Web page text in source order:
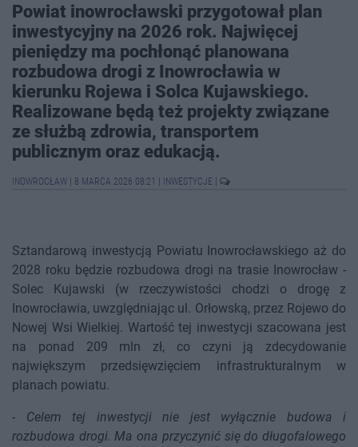
Powiat inowrocławski przygotował plan
inwestycyjny na 2026 rok. Najwięcej
pieniędzy ma pochłonąć planowana
rozbudowa drogi z Inowrocławia w
kierunku Rojewa i Solca Kujawskiego.
Realizowane będą też projekty związane
ze służbą zdrowia, transportem
publicznym oraz edukacją.
INOWROCŁAW 8 MARCA 2026 08:21 INWESTYCJE
Sztandarową inwestycją Powiatu Inowrocławskiego aż do
2028 roku będzie rozbudowa drogi na trasie Inowrocław -
Solec Kujawski (w rzeczywistości chodzi o drogę z
Inowrocławia, uwzględniając ul. Orłowską, przez Rojewo do
Nowej Wsi Wielkiej. Wartość tej inwestycji szacowana jest
na ponad 209 mln zł, co czyni ją zdecydowanie
największym przedsięwzięciem infrastrukturalnym w
planach powiatu.
- Celem tej inwestycji nie jest wyłącznie budowa i
rozbudowa drogi. Ma ona przyczynić się do długofalowego